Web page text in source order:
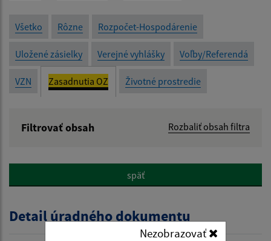
Nezobrazovať
Všetko Rôzne Rozpočet-Hospodárenie
Uložené zásielky Verejné vyhlášky Voľby/Referendá
VZN Zasadnutia OZ Životné prostredie
Filtrovať obsah Rozbaliť obsah filtra
Popis:
Dátum zverejnenia od:
späť
Detail úradného dokumentu